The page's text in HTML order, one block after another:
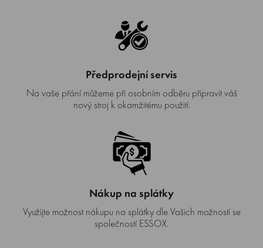
Předprodejní servis
Na vaše přání můžeme při osobním odběru připravit váš
nový stroj k okamžitému použití.
Nákup na splátky
Využijte možnost nákupu na splátky dle Vašich možností se
společností ESSOX.